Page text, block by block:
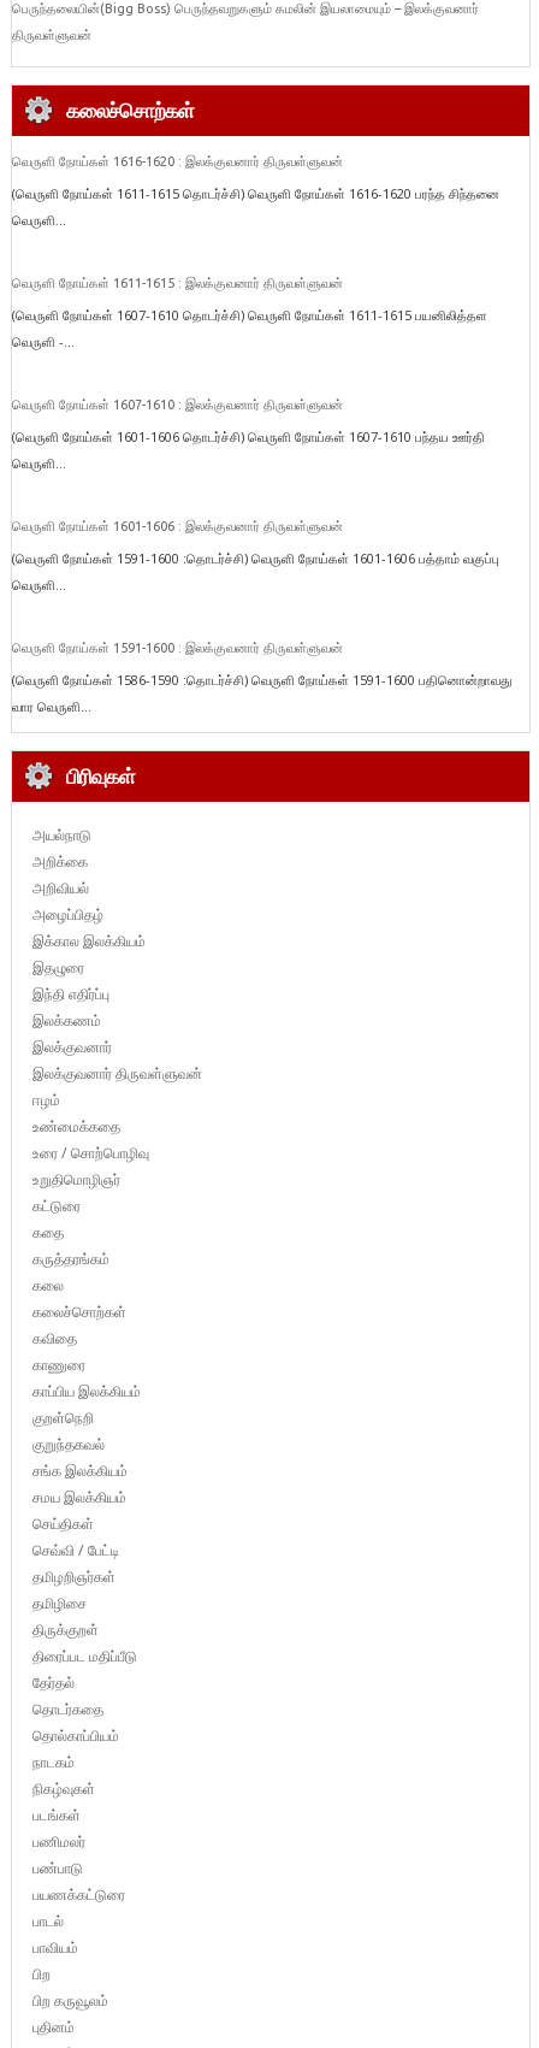
பெருந்தலையின்(Bigg Boss) பெருந்தவறுகளும் கமலின் இயலாமையும் – இலக்குவனார்
திருவள்ளுவன்
கலைச்சொற்கள்
வெருளி நோய்கள் 1616-1620 : இலக்குவனார் திருவள்ளுவன்
(வெருளி நோய்கள் 1611-1615 தொடர்ச்சி) வெருளி நோய்கள் 1616-1620 பரந்த சிந்தனை
வெருளி...
வெருளி நோய்கள் 1611-1615 : இலக்குவனார் திருவள்ளுவன்
(வெருளி நோய்கள் 1607-1610 தொடர்ச்சி) வெருளி நோய்கள் 1611-1615 பயனிலித்தள
வெருளி -...
வெருளி நோய்கள் 1607-1610 : இலக்குவனார் திருவள்ளுவன்
(வெருளி நோய்கள் 1601-1606 தொடர்ச்சி) வெருளி நோய்கள் 1607-1610 பந்தய ஊர்தி
வெருளி...
வெருளி நோய்கள் 1601-1606 : இலக்குவனார் திருவள்ளுவன்
(வெருளி நோய்கள் 1591-1600 :தொடர்ச்சி) வெருளி நோய்கள் 1601-1606 பத்தாம் வகுப்பு
வெருளி...
வெருளி நோய்கள் 1591-1600 : இலக்குவனார் திருவள்ளுவன்
(வெருளி நோய்கள் 1586-1590 :தொடர்ச்சி) வெருளி நோய்கள் 1591-1600 பதினொன்றாவது
வார வெருளி...
பிரிவுகள்
அயல்நாடு
அறிக்கை
அறிவியல்
அழைப்பிதழ்
இக்கால இலக்கியம்
இதழுரை
இந்தி எதிர்ப்பு
இலக்கணம்
இலக்குவனார்
இலக்குவனார் திருவள்ளுவன்
ஈழம்
உண்மைக்கதை
உரை / சொற்பொழிவு
உறுதிமொழிஞர்
கட்டுரை
கதை
கருத்தரங்கம்
கலை
கலைச்சொற்கள்
கவிதை
காணுரை
காப்பிய இலக்கியம்
குறள்நெறி
குறுந்தகவல்
சங்க இலக்கியம்
சமய இலக்கியம்
செய்திகள்
செவ்வி / பேட்டி
தமிழறிஞர்கள்
தமிழிசை
திருக்குறள்
திரைப்பட மதிப்பீடு
தேர்தல்
தொடர்கதை
தொல்காப்பியம்
நாடகம்
நிகழ்வுகள்
படங்கள்
பணிமலர்
பண்பாடு
பயணக்கட்டுரை
பாடல்
பாவியம்
பிற
பிற கருவூலம்
புதினம்